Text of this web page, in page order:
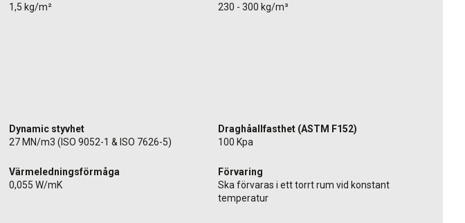
1,5 kg/m²
230 - 300 kg/m³
Dynamic styvhet
27 MN/m3 (ISO 9052-1 & ISO 7626-5)
Draghåallfasthet (ASTM F152)
100 Kpa
Värmeledningsförmåga
0,055 W/mK
Förvaring
Ska förvaras i ett torrt rum vid konstant
temperatur